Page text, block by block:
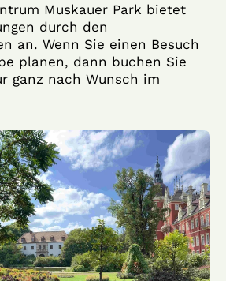
Muskauer Park bietet
durch den
an. Wenn Sie einen Besuch
planen, dann buchen Sie
ganz nach Wunsch im